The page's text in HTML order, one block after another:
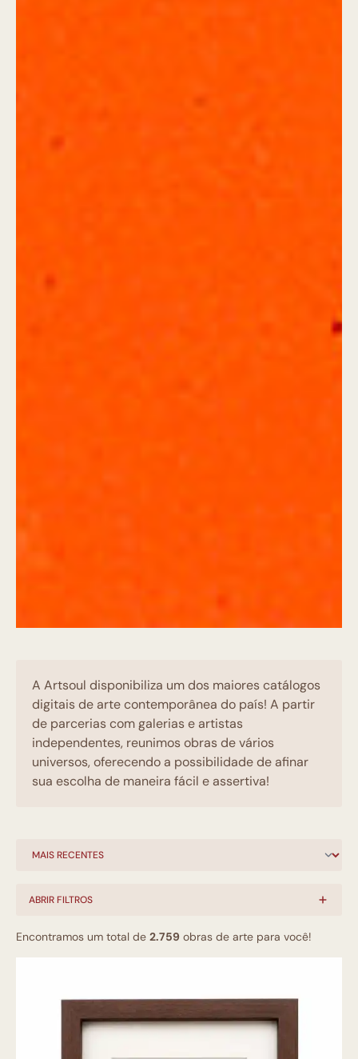
A Artsoul disponibiliza um dos maiores catálogos
digitais de arte contemporânea do país! A partir
de parcerias com galerias e artistas
independentes, reunimos obras de vários
universos, oferecendo a possibilidade de afinar
sua escolha de maneira fácil e assertiva!
ABRIR FILTROS
Encontramos um total de 2.759 obras de arte para você!